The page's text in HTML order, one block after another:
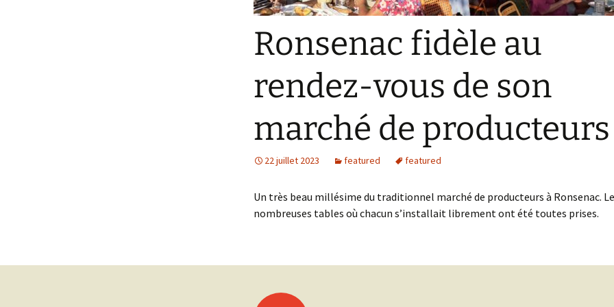
Ronsenac fidèle au
rendez-vous de son
marché de producteurs
22 juillet 2023 featured featured
Un très beau millésime du traditionnel marché de producteurs à Ronsenac.
nombreuses tables où chacun s’installait librement ont été toutes prises.